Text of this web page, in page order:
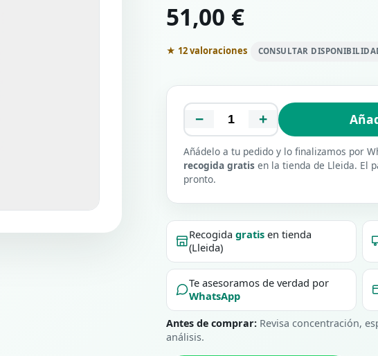
51,00 €
★ 12 valoraciones CONSULTAR
− +
Añádelo a tu pedido y lo finalizamos por
recogida gratis en la tienda de Lleida. El
pronto.
Recogidagratis en tienda
(Lleida)
Te asesoramos de verdad por
WhatsApp
Antes de comprar: Revisa concentración,
análisis.